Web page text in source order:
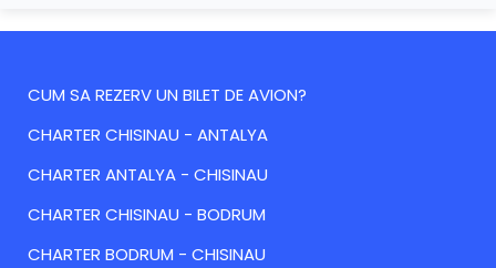
CUM SA REZERV UN BILET DE AVION?
CHARTER CHISINAU - ANTALYA
CHARTER ANTALYA - CHISINAU
CHARTER CHISINAU - BODRUM
CHARTER BODRUM - CHISINAU